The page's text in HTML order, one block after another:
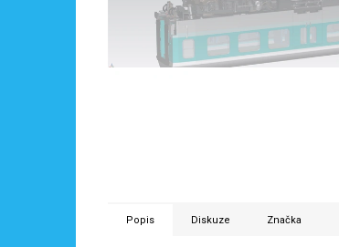
Popis Diskuze Značka